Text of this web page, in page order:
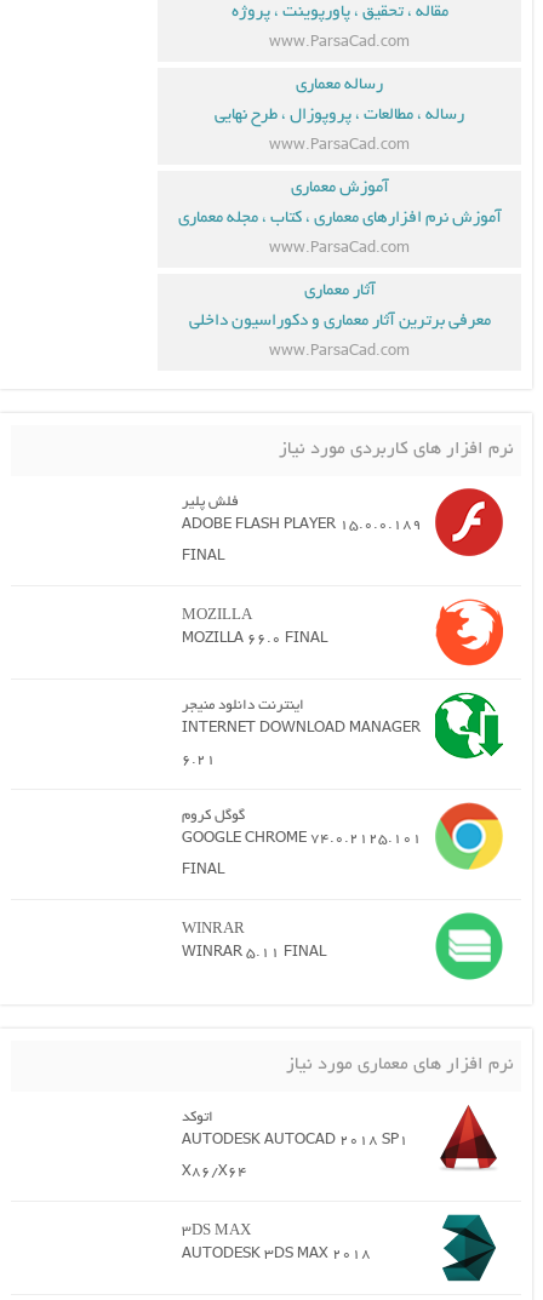
مقاله ، تحقیق ، پاورپوینت ، پروژه
www.ParsaCad.com
رساله معماری
رساله ، مطالعات ، پروپوزال ، طرح نهایی
www.ParsaCad.com
آموزش معماری
آموزش نرم افزارهای معماری ، کتاب ، مجله معماری
www.ParsaCad.com
آثار معماری
معرفی برترین آثار معماری و دکوراسیون داخلی
www.ParsaCad.com
نرم افزار های کاربردی مورد نیاز
فلش پلیر
ADOBE FLASH PLAYER 15.0.0.189
FINAL
MOZILLA
MOZILLA 66.0 FINAL
اینترنت دانلود منیجر
INTERNET DOWNLOAD MANAGER
6.21
گوگل کروم
GOOGLE CHROME 74.0.2125.101
FINAL
WINRAR
WINRAR 5.11 FINAL
نرم افزار های معماری مورد نیاز
اتوکد
AUTODESK AUTOCAD 2018 SP1
X86/X64
3DS MAX
AUTODESK 3DS MAX 2018